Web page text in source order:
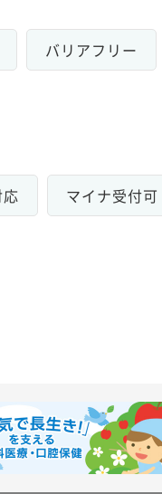
バリアフリー
マイナ受付可